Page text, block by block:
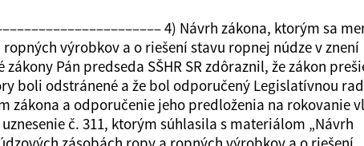
4) Návrh zákona, ktorým sa
výrobkov a o riešení stavu ropnej núdze v znení
Pán predseda SŠHR SR zdôraznil, že zákon
boli odstránené a že bol odporučený Legislatívnou
zákona a odporučenie jeho predloženia na rokovanie
č. 311, ktorým súhlasila s materiálom „Návrh